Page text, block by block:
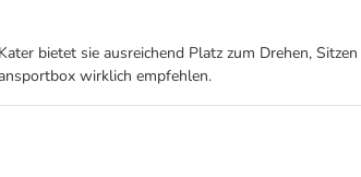
bietet sie ausreichend Platz zum Drehen,
wirklich empfehlen.